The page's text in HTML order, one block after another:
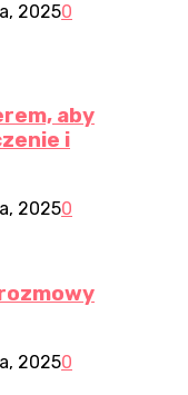
20250
aby
i
20250
20250